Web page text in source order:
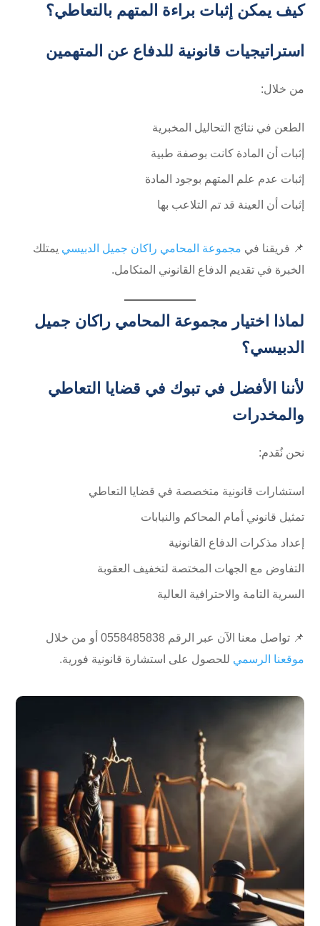
كيف يمكن إثبات براءة المتهم بالتعاطي؟
استراتيجيات قانونية للدفاع عن المتهمين
من خلال:
الطعن في نتائج التحاليل المخبرية
إثبات أن المادة كانت بوصفة طبية
إثبات عدم علم المتهم بوجود المادة
إثبات أن العينة قد تم التلاعب بها
📌 فريقنا في مجموعة المحامي راكان جميل الدبيسي يمتلك
الخبرة في تقديم الدفاع القانوني المتكامل.
لماذا اختيار مجموعة المحامي راكان جميل
الدبيسي؟
لأننا الأفضل في تبوك في قضايا التعاطي
والمخدرات
نحن نُقدم:
استشارات قانونية متخصصة في قضايا التعاطي
تمثيل قانوني أمام المحاكم والنيابات
إعداد مذكرات الدفاع القانونية
التفاوض مع الجهات المختصة لتخفيف العقوبة
السرية التامة والاحترافية العالية
📌 تواصل معنا الآن عبر الرقم ⁦0558485838⁩ أو من خلال
موقعنا الرسمي للحصول على استشارة قانونية فورية.